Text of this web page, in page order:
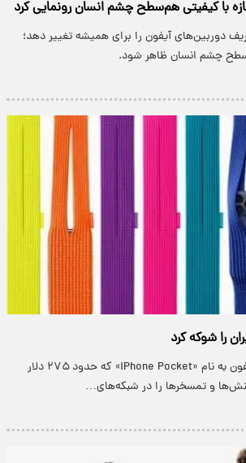
با کیفیتی هم‌سطح چشم انسان رونمایی کرد
دوربین‌های آیفون را برای همیشه تغییر دهد؛
چشم انسان ظاهر شود.
را شوکه کرد
با معرفی کیف جدیدی آیفون به نام «iPhone Pocket» که حدود ۲۷۵ دلار
و تمسخرها را در شبکه‌های…